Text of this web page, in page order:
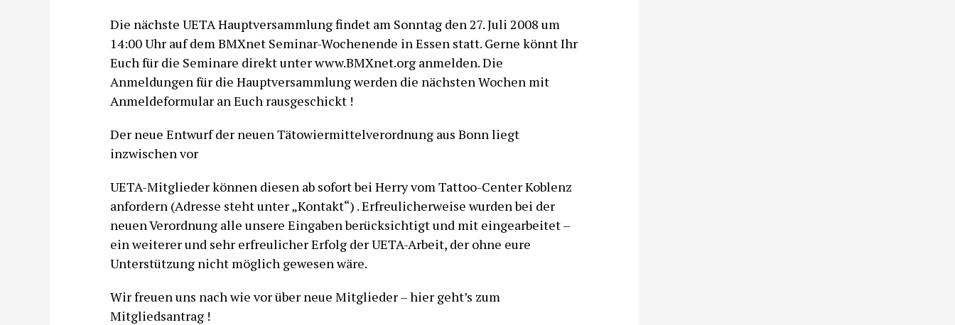
Die nächste UETA Hauptversammlung findet am Sonntag den 27. Juli 2008 um
14:00 Uhr auf dem BMXnet Seminar-Wochenende in Essen statt. Gerne könnt Ihr
Euch für die Seminare direkt unter www.BMXnet.org anmelden. Die
Anmeldungen für die Hauptversammlung werden die nächsten Wochen mit
Anmeldeformular an Euch rausgeschickt !
Der neue Entwurf der neuen Tätowiermittelverordnung aus Bonn liegt
inzwischen vor
UETA-Mitglieder können diesen ab sofort bei Herry vom Tattoo-Center Koblenz
anfordern (Adresse steht unter „Kontakt“) . Erfreulicherweise wurden bei der
neuen Verordnung alle unsere Eingaben berücksichtigt und mit eingearbeitet –
ein weiterer und sehr erfreulicher Erfolg der UETA-Arbeit, der ohne eure
Unterstützung nicht möglich gewesen wäre.
Wir freuen uns nach wie vor über neue Mitglieder – hier geht’s zum
Mitgliedsantrag !